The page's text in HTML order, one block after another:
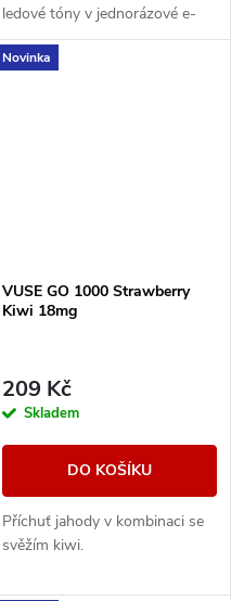
ledové tóny v jednorázové e-
cigaretě SYX BAR Blueberry
Ice.
Novinka
VUSE GO 1000 Strawberry
Kiwi 18mg
209 Kč
Skladem
DO KOŠÍKU
Příchuť jahody v kombinaci se
svěžím kiwi.